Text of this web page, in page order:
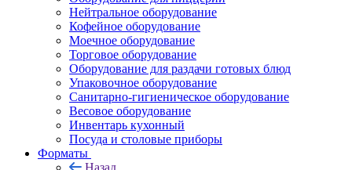
Нейтральное оборудование
Кофейное оборудование
Моечное оборудование
Торговое оборудование
Оборудование для раздачи готовых блюд
Упаковочное оборудование
Санитарно-гигиеническое оборудование
Весовое оборудование
Инвентарь кухонный
Посуда и столовые приборы
Форматы
Назад